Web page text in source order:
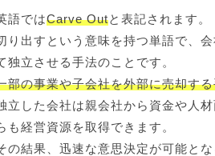
語ではCarve Outと表記されます。
り出すという意味を持つ単語で、
独立させる手法のことです。
部の事業や子会社を外部に売却す
立した会社は親会社から資金や人
も経営資源を取得できます。
の結果、迅速な意思決定が可能と